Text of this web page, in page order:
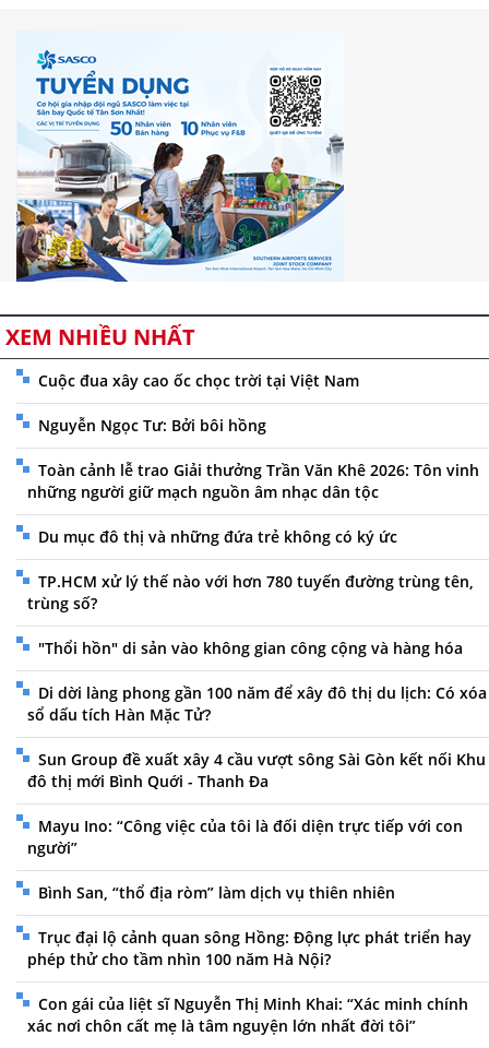
XEM NHIỀU NHẤT
Cuộc đua xây cao ốc chọc trời tại Việt Nam
Nguyễn Ngọc Tư: Bởi bôi hồng
Toàn cảnh lễ trao Giải thưởng Trần Văn Khê 2026: Tôn vinh
những người giữ mạch nguồn âm nhạc dân tộc
Du mục đô thị và những đứa trẻ không có ký ức
TP.HCM xử lý thế nào với hơn 780 tuyến đường trùng tên,
trùng số?
"Thổi hồn" di sản vào không gian công cộng và hàng hóa
Di dời làng phong gần 100 năm để xây đô thị du lịch: Có xóa
sổ dấu tích Hàn Mặc Tử?
Sun Group đề xuất xây 4 cầu vượt sông Sài Gòn kết nối Khu
đô thị mới Bình Quới - Thanh Đa
Mayu Ino: “Công việc của tôi là đối diện trực tiếp với con
người”
Bình San, “thổ địa ròm” làm dịch vụ thiên nhiên
Trục đại lộ cảnh quan sông Hồng: Động lực phát triển hay
phép thử cho tầm nhìn 100 năm Hà Nội?
Con gái của liệt sĩ Nguyễn Thị Minh Khai: “Xác minh chính
xác nơi chôn cất mẹ là tâm nguyện lớn nhất đời tôi”